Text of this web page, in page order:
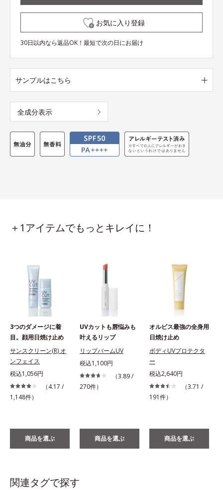
お気に入り登録
30日以内なら返品OK！最短で次の日にお届け
サンプルはこちら
全成分表示
＋1アイテムでもっとキレイに！
3つのダメージに着
目。顔用日焼け止め
サンスクリーン(R) オ
ンフェイス
税込1,056円
（4.17 /
1,148件）
商品を選ぶ
UVカットも唇悩みも
叶えるリップ
リップバームUV
税込1,100円
（3.89 /
270件）
商品を選ぶ
オルビス最強の全身用
日焼け止め
ボディUVプロテクタ
ー
税込2,640円
（3.71 /
191件）
商品を選ぶ
関連タグで探す